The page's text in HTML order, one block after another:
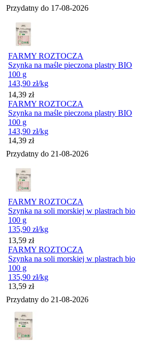
Przydatny do 17-08-2026
FARMY ROZTOCZA
Szynka na maśle pieczona plastry BIO
100 g
143,90 zł/kg
Cena
14,39 zł
FARMY ROZTOCZA
Szynka na maśle pieczona plastry BIO
100 g
143,90 zł/kg
Cena
14,39 zł
Przydatny do 21-08-2026
FARMY ROZTOCZA
Szynka na soli morskiej w plastrach bio
100 g
135,90 zł/kg
Cena
13,59 zł
FARMY ROZTOCZA
Szynka na soli morskiej w plastrach bio
100 g
135,90 zł/kg
Cena
13,59 zł
Przydatny do 21-08-2026